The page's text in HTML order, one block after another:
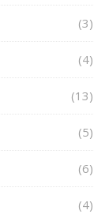
(3)
(4)
(13)
(5)
(6)
(4)